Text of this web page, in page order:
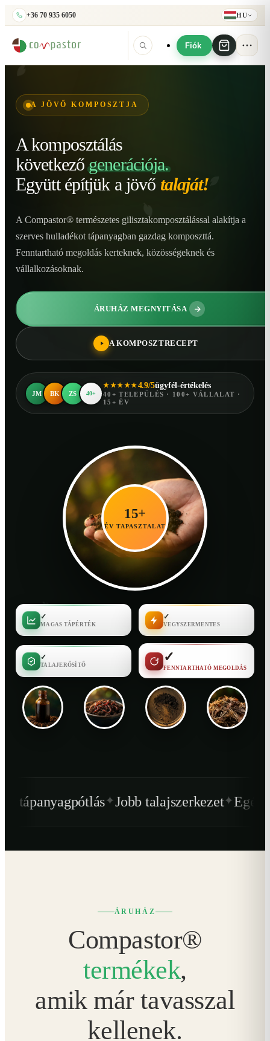
+36 70 935 6050 HU
Fiók
A JÖVŐ KOMPOSZTJA
A komposztálás
következő generációja.
Együtt építjük a jövő talaját!
A Compastor® természetes gilisztakomposztálással alakítja a
szerves hulladékot tápanyagban gazdag komposzttá.
Fenntartható megoldás kerteknek, közösségeknek és
vállalkozásoknak.
ÁRUHÁZ MEGNYITÁSA
A KOMPOSZTRECEPT
JM BK ZS 40+
★★★★★4.9/5ügyfél-értékelés
40+ TELEPÜLÉS · 100+ VÁLLALAT ·
15+ ÉV
15+
ÉV TAPASZTALAT
✓
MAGAS TÁPÉRTÉK
✓
VEGYSZERMENTES
✓
TALAJERŐSÍTŐ
✓
FENNTARTHATÓ MEGOLDÁS
✦Jobb talajszerkezet ✦Egészségesebb
ÁRUHÁZ
Compastor®
termékek,
amik már tavasszal
kellenek.